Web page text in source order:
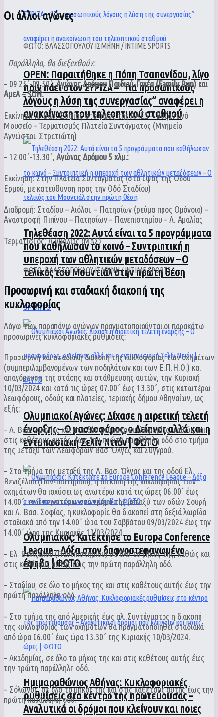
ΟPEN: Παραιτήθηκε η Πόπη Τσαπανίδου, λίγο
πριν πάει στον ΣΥΡΙΖΑ – “Για προσωπικούς
λόγους η λύση της συνεργασίας” αναφέρει η
ανακοίνωση του τηλεοπτικού σταθμού
Τηλεθέαση 2022: Αυτά είναι τα 5 προγράμματα
που καθήλωσαν το κοινό – Συντριπτική η
υπεροχή των αθλητικών μεταδόσεων – Ο
τελικός του Μουντιάλ στην πρώτη θέση
SPORTS
Ολυμπιακοί Αγώνες: Δίχασε η αιρετική τελετή
έναρξης – Ο μασκοφόρος, ο Δείπνος αλλά και η
εντυπωσιακή Σελίν Ντιόν | ΦΩΤΟ
Ολυμπιακός: Κατέκτησε το Europa Conference
League – Δόξα στον δαφνοστεφανωμένο
έφηβο | ΦΩΤΟ
Ημιμαραθώνιος Αθήνας: Κυκλοφοριακές
ρυθμίσεις στο κέντρο της πρωτεύουσας –
Αναλυτικά οι δρόμοι που κλείνουν και ποιες
Οι άλλοι αγώνες
ΦΩΤΟ: ΒΛΑΣΣΟΠΟΥΛΟΥ ΙΣΜΗΝΗ / INTIME SPORTS
Παράλληλα, θα διεξαχθούν:
– 09.25΄-09.50΄,Αγώνας Δρόμου Παιδιού-Γονέα (Family Run) και
ΑμεΑ – SOΗ:
Εκκίνηση Λ. Βασ. Σοφίας στο ύψος της ΛΑΕΔ – Βυζαντινό
Μουσείο – Τερματισμός Πλατεία Συντάγματος (Μνημείο
Αγνώστου Στρατιώτη)
– 12.00΄-13.30΄, Αγώνας Δρόμου 5 χλμ.:
Εκκίνηση: Στην Πλατεία Συντάγματος (στο ύψος της Οδού
Ερμού, με κατεύθυνση προς την Οδό Σταδίου)
Διαδρομή: Σταδίου – Αιόλου – Πατησίων (ρεύμα προς Ομόνοια) –
Αναστροφή Πιπίνου – Πατησίων – Πανεπιστημίου – Λ. Αμαλίας
Τερματισμός: Λ.Αμαλίας (ΜΑΣ)
ΦΩΤΟ: ΒΛΑΣΣΟΠΟΥΛΟΥ ΙΣΜΗΝΗ / INTIME SPORTS
Προσωρινή και σταδιακή διακοπή της
κυκλοφορίας
Λόγω των παραπάνω αγώνων πραγματοποιούνται οι παρακάτω
προσωρινές κυκλοφοριακές ρυθμίσεις:
Προσωρινή και σταδιακή διακοπή της κυκλοφορίας των οχημάτων
(συμπεριλαμβανομένων των ποδηλάτων και των Ε.Π.Η.Ο.) και
απαγόρευση της στάσης και στάθμευσης αυτών, την Κυριακή
10/03/2024 και κατά τις ώρες 07.00΄ έως 13.30΄, στις κατωτέρω
λεωφόρους, οδούς και πλατείες, περιοχής δήμου Αθηναίων, ως
εξής:
– Λ. Βασ. Αμαλίας και στα δύο ρεύματα κυκλοφορίας, καθώς και
στις καθέτους αυτής, έως την πρώτη παράλληλη οδό στο τμήμα
της μεταξύ των Λεωφόρων Βασ. Όλγας και Συγγρού.
– Στο τμήμα της μεταξύ της Λ. Βασ. Όλγας και της οδού Ελ.
Βενιζέλου (Πανεπιστημίου), η διακοπή της κυκλοφορίας των
οχημάτων θα ισχύσει ως ανωτέρω κατά τις ώρες 06.00΄ έως
14.00΄, ενώ περαιτέρω στο τμήμα της μεταξύ των οδών Σουρή
και Λ. Βασ. Σοφίας, η κυκλοφορία θα διακοπεί στη δεξιά λωρίδα
σταδιακά από την 14.00΄ ώρα του Σαββάτου 09/03/2024 έως την
14.00΄ ώρα της Κυριακής 10/03/2024.
– Ελ. Βενιζέλου (Πανεπιστημίου) σε όλο το μήκος της, καθώς και
στις καθέτους αυτής έως την πρώτη παράλληλη οδό.
– Σταδίου, σε όλο το μήκος της και στις καθέτους αυτής έως την
πρώτη παράλληλη οδό.
– Στο τμήμα της από Αμερικής έως πλ. Συντάγματος η διακοπή
της κυκλοφορίας των οχημάτων θα πραγματοποιηθεί σταδιακά
από ώρα 06.00΄ έως ώρα 13.30΄ της Κυριακής 10/03/2024.
– Ακαδημίας, σε όλο το μήκος της και στις καθέτους αυτής έως
την πρώτη παράλληλη οδό.
– Σόλωνος, σε όλο το μήκος της και στις καθέτους αυτής έως την
πρώτη παράλληλη οδό.